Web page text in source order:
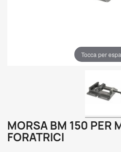
Tocca per
MORSA BM 150 PER
FORATRICI